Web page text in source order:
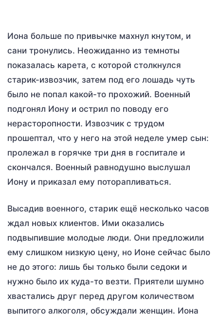
Иона больше по привычке махнул кнутом, и
сани тронулись. Неожиданно из темноты
показалась карета, с которой столкнулся
старик-извозчик, затем под его лошадь чуть
было не попал какой-то прохожий. Военный
подгонял Иону и острил по поводу его
нерасторопности. Извозчик с трудом
прошептал, что у него на этой неделе умер сын:
пролежал в горячке три дня в госпитале и
скончался. Военный равнодушно выслушал
Иону и приказал ему поторапливаться.
Высадив военного, старик ещё несколько часов
ждал новых клиентов. Ими оказались
подвыпившие молодые люди. Они предложили
ему слишком низкую цену, но Ионе сейчас было
не до этого: лишь бы только были седоки и
нужно было их куда-то везти. Приятели шумно
хвастались друг перед другом количеством
выпитого алкоголя, обсуждали женщин. Иона